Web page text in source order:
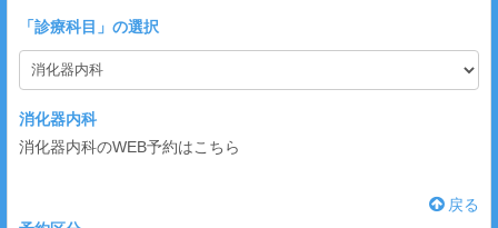
「診療科目 」の選択
消化器内科
消化器内科のWEB予約はこちら
戻る